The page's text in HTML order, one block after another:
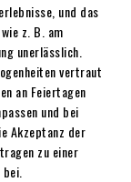
und das
z. B. am
unerlässlich.
vertraut
an Feiertagen
und bei
Akzeptanz der
zu einer